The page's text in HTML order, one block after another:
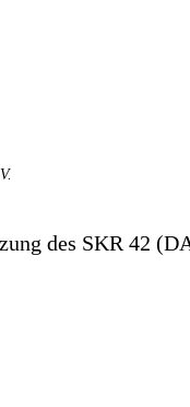
des SKR 42